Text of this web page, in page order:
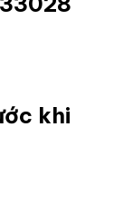
khi